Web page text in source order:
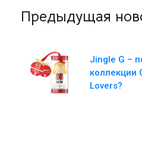
Предыдущая
Jingle G –
коллекции
Lovers?